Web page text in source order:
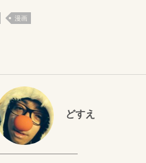
漫画
どすえ